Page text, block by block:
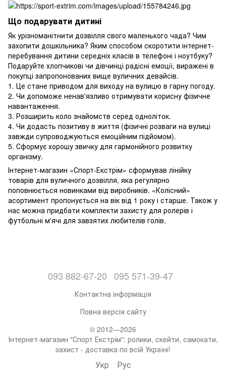
Що подарувати дитині
Як урізноманітнити дозвілля свого маленького чада? Чим
захопити дошкільника? Яким способом скоротити інтернет-
перебування дитини середніх класів в телефоні і ноутбуку?
Подаруйте хлопчикові чи дівчинці радісні емоції, виражені в
покупці запропонованих вище вуличних девайсів.
1. Це стане приводом для виходу на вулицю в гарну погоду.
2. Чи допоможе ненав'язливо отримувати корисну фізичне
навантаження.
3. Розширить коло знайомств серед одноліток.
4. Чи додасть позитиву в життя (фізичні розваги на вулиці
завжди супроводжуються емоційним підйомом).
5. Сформує хорошу звичку для гармонійного розвитку
організму.
Інтернет-магазин «Спорт-Екстрім» сформував лінійку
товарів для вуличного дозвілля, яка регулярно
поповнюється новинками від виробників. «Колісний»
асортимент пропонується на вік від 1 року і старше. Також у
нас можна придбати комплекти захисту для ролерів і
футбольні м'ячі для завзятих любителів голів.
093 882-67-20 095 571-39-47
Контактна інформація
Повна версія сайту
© 2012—2026
Інтернет-магазин "Спорт Екстрім": ролики, скейти, самокати,
захист - доставка по всій Україні!
Укр Рус